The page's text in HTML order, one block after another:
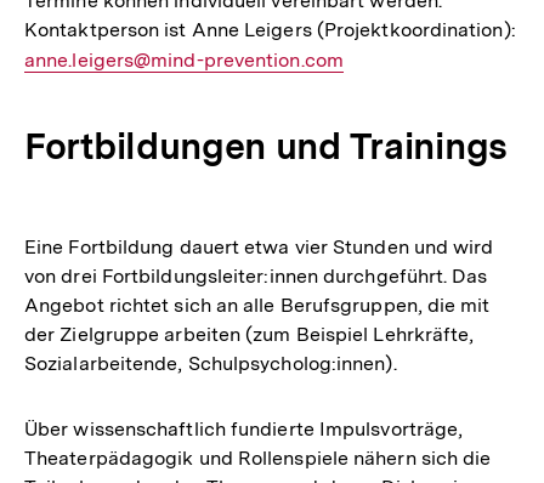
Kontaktperson ist Anne Leigers (Projektkoordination):
E-
anne.leigers@mind-prevention.com
Fortbildungen und Trainings
Eine Fortbildung dauert etwa vier Stunden und wird
von drei Fortbildungsleiter:innen durchgeführt. Das
Angebot richtet sich an alle Berufsgruppen, die mit
der Zielgruppe arbeiten (zum Beispiel Lehrkräfte,
Sozialarbeitende, Schulpsycholog:innen).
Über wissenschaftlich fundierte Impulsvorträge,
Theaterpädagogik und Rollenspiele nähern sich die